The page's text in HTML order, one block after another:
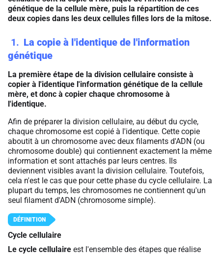
génétique de la cellule mère, puis la répartition de ces
deux copies dans les deux cellules filles lors de la mitose.
1
La copie à l'identique de l'information
génétique
La première étape de la division cellulaire consiste à
copier à l'identique l'information génétique de la cellule
mère, et donc à copier chaque chromosome à
l'identique.
Afin de préparer la division cellulaire, au début du cycle,
chaque chromosome est copié à l'identique. Cette copie
aboutit à un chromosome avec deux filaments d'ADN (ou
chromosome double) qui contiennent exactement la même
information et sont attachés par leurs centres. Ils
deviennent visibles avant la division cellulaire. Toutefois,
cela n'est le cas que pour cette phase du cycle cellulaire. La
plupart du temps, les chromosomes ne contiennent qu'un
seul filament d'ADN (chromosome simple).
Cycle cellulaire
Le cycle cellulaire est l'ensemble des étapes que réalise